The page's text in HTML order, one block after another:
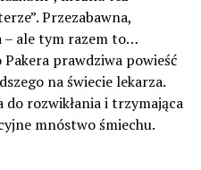
Przezabawna,
– ale tym razem to…
prawdziwa powieść
na świecie lekarza.
do rozwikłania i trzymająca
mnóstwo śmiechu.